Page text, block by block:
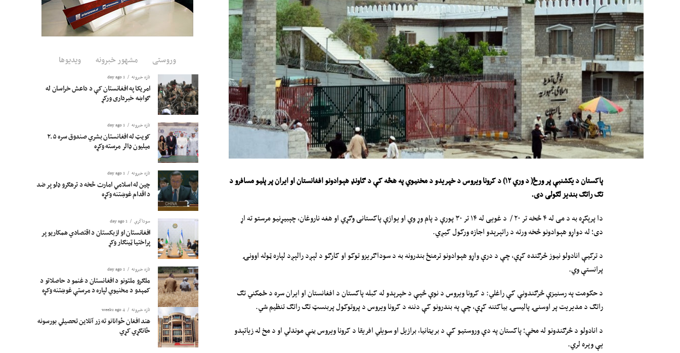
پاکستان د یکشنبېپرورځ( د وري ۱۲) د کرونا ویروس د خپریدود مخنیويپه هڅه کېدګاونډهېوادونوافغانستان او ایرانپر پلیو مسافرو د
تګ راتګبندیز لګولی دی.
دا پرېکړه به د می له ۴ څخه تر ۲۰ / د غویی له ۱۴ تر ۳۰ پورې د پام وړ وي او یوازې پاکستانی وګړي او هغه ناروغان، چېبیړنیو مرستو ته اړ
دی؛ له دواړو هېوادونو څخه ورته د راتېرېدو اجازه ورکول کیږي.
د ترکیې انادولو نیوز څرګنده کړې، چې د درې واړو هېوادونو ترمنځ بندرونه به د سوداګریزو توکو او کارګو د لېږد رالېږد لپاره ټوله اوونۍ
پرانستې وي.
د حکومت په رسنیزې څرګندونې کې راغلي: د کرونا ویروس د نوې څپې د خپرېدو له کبله پاکستان د افغانستان او ایران سره د ځمکني تګ
راتګ د مدیریت پر اوسنۍ پالیسۍ بیاکتنه کړې، چې په بندرونو کې دننه د کرونا ویروس د پروتوکول پربنسټ تګ راتګ تنظیم شي.
د انادولو د څرګندونو له مخې؛ پاکستان په دې وروستیو کې د بریټانیا، برازیل او سویلي افریقا د کرونا ویروس بڼې موندلي او د مخ له زیاتېدو
یې وېره لري.
وروستی مشهور خبرونه ویدیوها
تازه خبرونه 1 day ago
امریکا په افغانستان کې د داعش خراسان له
ګواښه خبرداری ورکړ
تازه خبرونه 1 day ago
کویټ له افغانستان بشري صندوق سره ۲.۵
میلیون ډالر مرسته وکړه
تازه خبرونه 1 day ago
چین له اسلامي امارت څخه د ترهګرو ډلو پر ضد
د اقدام غوښتنه وکړه
سوداگري 1 day ago
افغانستان او ازبکستان د اقتصادي همکاریو پر
پراختیا ټینګار وکړ
تازه خبرونه 1 day ago
ملګرو ملتونو د افغانستان د غنمو د حاصلاتو د
کمېدو د مخنیوي لپاره د مرستې غوښتنه وکړه
تازه خبرونه 4 weeks ago
هند افغان ځوانانو ته زر آنلاین تحصیلي بورسونه
ځانګړي کړي